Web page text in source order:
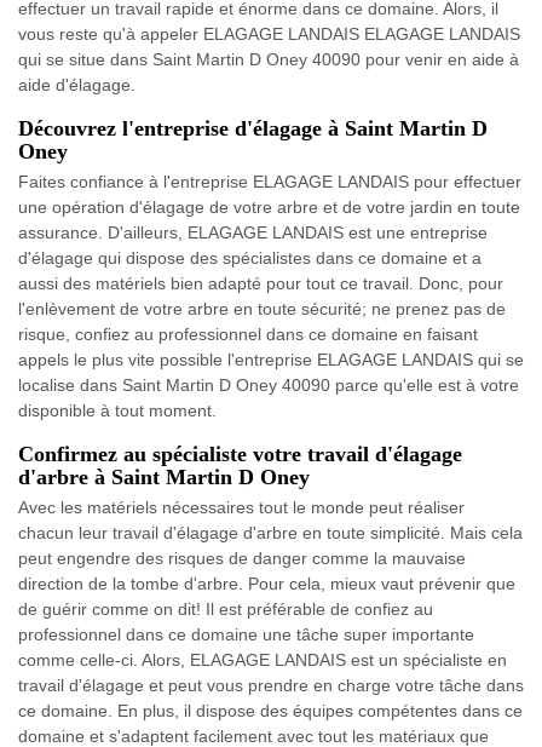
effectuer un travail rapide et énorme dans ce domaine. Alors, il
vous reste qu'à appeler ELAGAGE LANDAIS ELAGAGE LANDAIS
qui se situe dans Saint Martin D Oney 40090 pour venir en aide à
aide d'élagage.
Découvrez l'entreprise d'élagage à Saint Martin D
Oney
Faites confiance à l'entreprise ELAGAGE LANDAIS pour effectuer
une opération d'élagage de votre arbre et de votre jardin en toute
assurance. D'ailleurs, ELAGAGE LANDAIS est une entreprise
d'élagage qui dispose des spécialistes dans ce domaine et a
aussi des matériels bien adapté pour tout ce travail. Donc, pour
l'enlèvement de votre arbre en toute sécurité; ne prenez pas de
risque, confiez au professionnel dans ce domaine en faisant
appels le plus vite possible l'entreprise ELAGAGE LANDAIS qui se
localise dans Saint Martin D Oney 40090 parce qu'elle est à votre
disponible à tout moment.
Confirmez au spécialiste votre travail d'élagage
d'arbre à Saint Martin D Oney
Avec les matériels nécessaires tout le monde peut réaliser
chacun leur travail d'élagage d'arbre en toute simplicité. Mais cela
peut engendre des risques de danger comme la mauvaise
direction de la tombe d'arbre. Pour cela, mieux vaut prévenir que
de guérir comme on dit! Il est préférable de confiez au
professionnel dans ce domaine une tâche super importante
comme celle-ci. Alors, ELAGAGE LANDAIS est un spécialiste en
travail d'élagage et peut vous prendre en charge votre tâche dans
ce domaine. En plus, il dispose des équipes compétentes dans ce
domaine et s'adaptent facilement avec tout les matériaux que